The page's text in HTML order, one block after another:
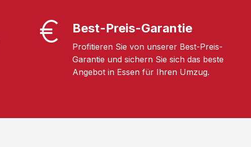
Best-Preis-Garantie
Profitieren Sie von unserer Best-Preis-
Garantie und sichern Sie sich das beste
Angebot in Essen für Ihren Umzug.